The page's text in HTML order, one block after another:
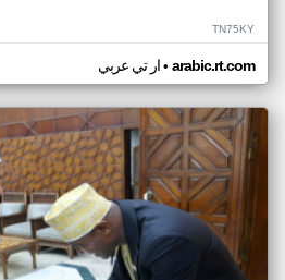
TN75KY
ار تي عربي• arabic.rt.com